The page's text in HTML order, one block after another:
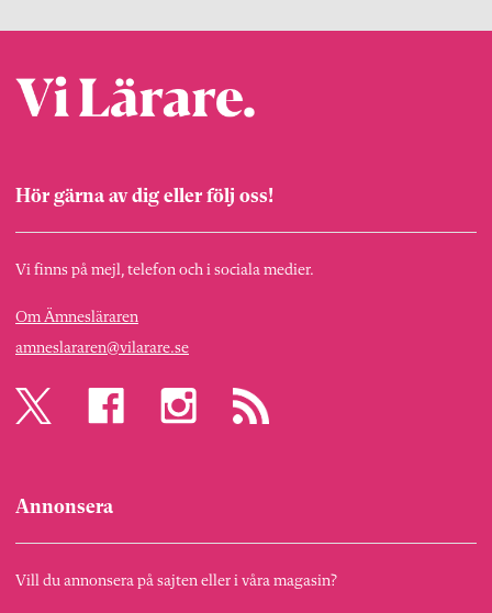
Hör gärna av dig eller följ oss!
Vi finns på mejl, telefon och i sociala medier.
Om Ämnesläraren
amneslararen@vilarare.se
Annonsera
Vill du annonsera på sajten eller i våra magasin?